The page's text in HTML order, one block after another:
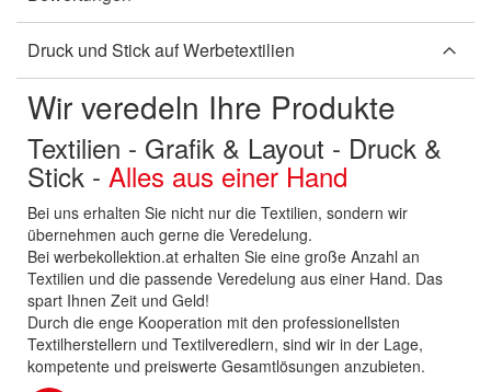
Druck und Stick auf Werbetextilien
Wir veredeln Ihre Produkte
Textilien - Grafik & Layout - Druck &
Stick - Alles aus einer Hand
Bei uns erhalten Sie nicht nur die Textilien, sondern wir
übernehmen auch gerne die Veredelung.
Bei werbekollektion.at erhalten Sie eine große Anzahl an
Textilien und die passende Veredelung aus einer Hand. Das
spart Ihnen Zeit und Geld!
Durch die enge Kooperation mit den professionellsten
Textilherstellern und Textilveredlern, sind wir in der Lage,
kompetente und preiswerte Gesamtlösungen anzubieten.